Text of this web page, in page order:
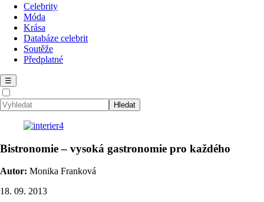
Celebrity
Móda
Krása
Databáze celebrit
Soutěže
Předplatné
☰
Bistronomie – vysoká gastronomie pro každého
Autor: Monika Franková
18. 09. 2013